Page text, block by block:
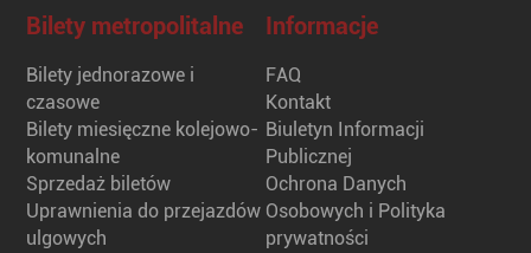
Bilety metropolitalne
Bilety jednorazowe i
czasowe
Bilety miesięczne kolejowo-
komunalne
Sprzedaż biletów
Uprawnienia do przejazdów
ulgowych
Informacje
FAQ
Kontakt
Biuletyn Informacji
Publicznej
Ochrona Danych
Osobowych i Polityka
prywatności